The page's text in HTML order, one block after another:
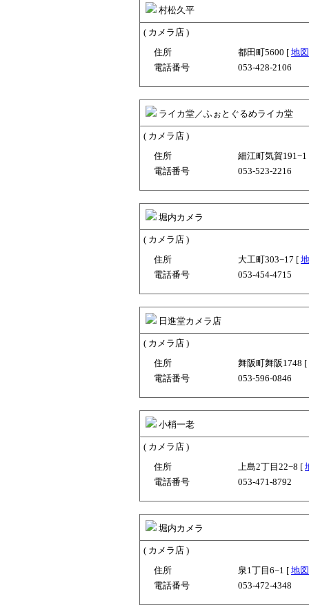
村松久平
( カメラ店 )
住所
都田町5600 [ 地図
電話番号
053-428-2106
ライカ堂／ふぉとぐるめライカ堂
( カメラ店 )
住所
細江町気賀
電話番号
053-523-2216
堀内カメラ
( カメラ店 )
住所
大工町303−17 [
電話番号
053-454-4715
日進堂カメラ店
( カメラ店 )
住所
舞阪町舞阪1748 [
電話番号
053-596-0846
小梢一老
( カメラ店 )
住所
上島2丁目22−8 [
電話番号
053-471-8792
堀内カメラ
( カメラ店 )
住所
泉1丁目6−1 [ 地図
電話番号
053-472-4348